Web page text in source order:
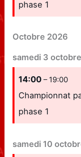
phase 1
Octobre 2026
samedi 3 octobre
14:00– 19:00
Championnat
phase 1
samedi 10